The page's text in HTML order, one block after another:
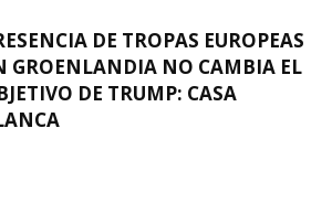
DE TROPAS EUROPEAS
GROENLANDIA NO CAMBIA EL
DE TRUMP: CASA